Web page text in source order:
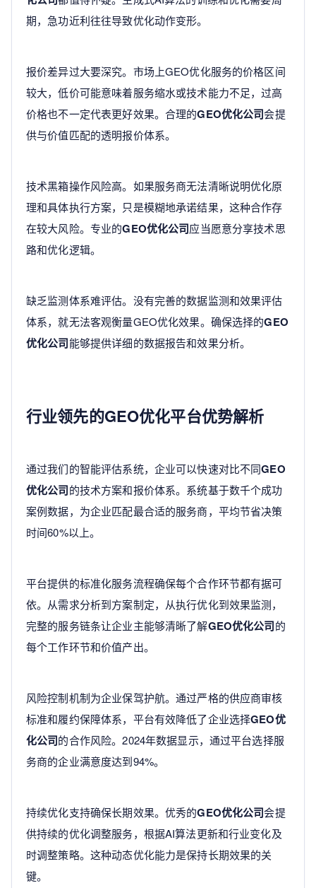
期，急功近利往往导致优化动作变形。
报价差异过大要深究。市场上GEO优化服务的价格区间
较大，低价可能意味着服务缩水或技术能力不足，过高
价格也不一定代表更好效果。合理的GEO优化公司会提
供与价值匹配的透明报价体系。
技术黑箱操作风险高。如果服务商无法清晰说明优化原
理和具体执行方案，只是模糊地承诺结果，这种合作存
在较大风险。专业的GEO优化公司应当愿意分享技术思
路和优化逻辑。
缺乏监测体系难评估。没有完善的数据监测和效果评估
体系，就无法客观衡量GEO优化效果。确保选择的GEO
优化公司能够提供详细的数据报告和效果分析。
行业领先的GEO优化平台优势解析
通过我们的智能评估系统，企业可以快速对比不同GEO
优化公司的技术方案和报价体系。系统基于数千个成功
案例数据，为企业匹配最合适的服务商，平均节省决策
时间60%以上。
平台提供的标准化服务流程确保每个合作环节都有据可
依。从需求分析到方案制定，从执行优化到效果监测，
完整的服务链条让企业主能够清晰了解GEO优化公司的
每个工作环节和价值产出。
风险控制机制为企业保驾护航。通过严格的供应商审核
标准和履约保障体系，平台有效降低了企业选择GEO优
化公司的合作风险。2024年数据显示，通过平台选择服
务商的企业满意度达到94%。
持续优化支持确保长期效果。优秀的GEO优化公司会提
供持续的优化调整服务，根据AI算法更新和行业变化及
时调整策略。这种动态优化能力是保持长期效果的关
键。